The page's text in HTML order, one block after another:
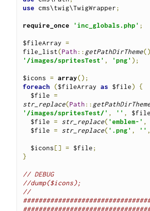
use cms\twig\TwigWrapper;
require_once 'inc_globals.php' ;
$fileArray =
file_list(Path:: getPathDirTheme()
'/images/spritesTest' , 'png' );
$icons = array();
foreach
($fileArray as $file)
{
$file =
str_replace(Path::
'/images/spritesTest/' , '' , $file
$file = str_replace( 'emblem-' ,
$file = str_replace( '.png' , '' ,
$icons[] = $file;
}
// DEBUG
//dump($icons);
//